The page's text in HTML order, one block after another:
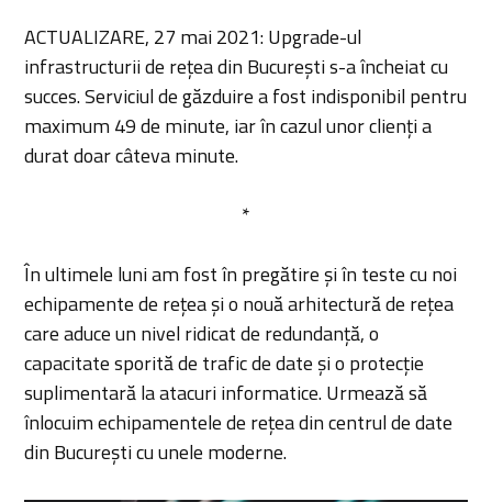
ACTUALIZARE, 27 mai 2021: Upgrade-ul
infrastructurii de rețea din București s-a încheiat cu
succes. Serviciul de găzduire a fost indisponibil pentru
maximum 49 de minute, iar în cazul unor clienți a
durat doar câteva minute.
*
În ultimele luni am fost în pregătire și în teste cu noi
echipamente de rețea și o nouă arhitectură de rețea
care aduce un nivel ridicat de redundanță, o
capacitate sporită de trafic de date și o protecție
suplimentară la atacuri informatice. Urmează să
înlocuim echipamentele de rețea din centrul de date
din București cu unele moderne.